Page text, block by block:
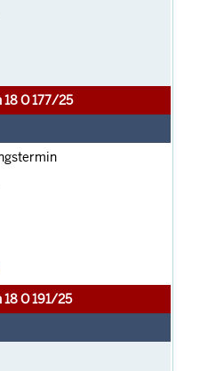
O 177/25
O 191/25